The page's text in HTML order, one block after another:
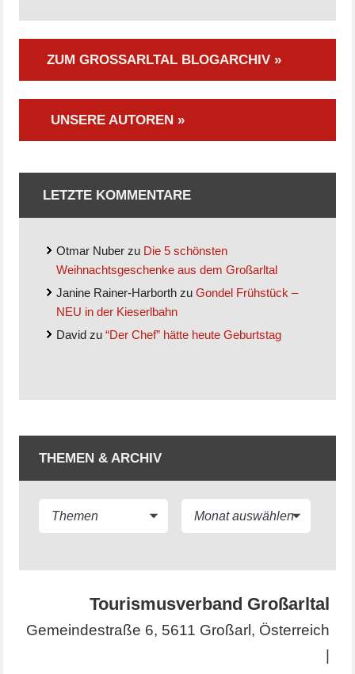
ZUM GROSSARLTAL BLOGARCHIV »
UNSERE AUTOREN »
LETZTE KOMMENTARE
Otmar Nuber zu Die 5 schönsten
Weihnachtsgeschenke aus dem Großarltal
Janine Rainer-Harborth zuGondel Frühstück –
NEU in der Kieserlbahn
David zu“Der Chef” hätte heute Geburtstag
THEMEN & ARCHIV
Tourismusverband Großarltal
Gemeindestraße 6, 5611 Großarl, Österreich